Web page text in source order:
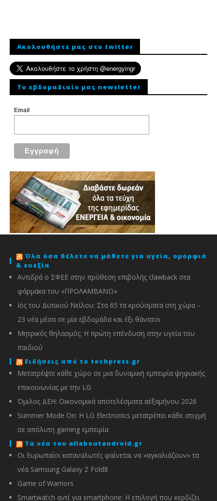
Ακολουθήστε μας στο twitter
To εβδομαδιαίο μας newsletter
Email
Όλα όσα θέλετε να μάθετε για υγεία, ομορφιά
& ευεξία
Αντιδρά ο ΣΦΕΕ στην πρόθεση επιβολής clawback στα
φάρμακα του «ΠΡΟΛΑΜΒΑΝΩ»
Ιός του Δυτικού Νείλου: Στα 65 τα κρούσματα στη χώρα –
23 νέα μέσα σε μία εβδομάδα και έξι θάνατοι
Μητρικός θηλασμός: Η πρώτη επένδυση στην υγεία του
παιδιού
Ειδήσεις από το techpress.gr
Μετατρέψτε κάθε χώρο σε μια δυναμική εμπειρία ψηφιακής
επικοινωνίας με την LG
Όμιλος ΔΕΗ: Οικονομικά αποτελέσματα α΄εξαμήνου 2026
Summer Mode On: Η LG Electronics μετατρέπει κάθε στιγμή
σε απόλυτη gaming εμπειρία
Τα νέα του allaboutandroid.gr
Οι Ευρωπαίοι καταναλωτές φαίνεται να «αγκαλιάζουν» τα
νέα Samsung Galaxy Z Fold8
Game of Warriors
Smartwatch αντί για smartphone: Η επιλογή που κερδίζει